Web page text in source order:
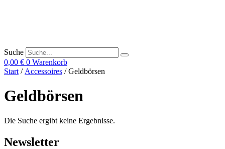
Suche
0,00 € 0 Warenkorb
Start / Accessoires / Geldbörsen
Geldbörsen
Die Suche ergibt keine Ergebnisse.
Newsletter